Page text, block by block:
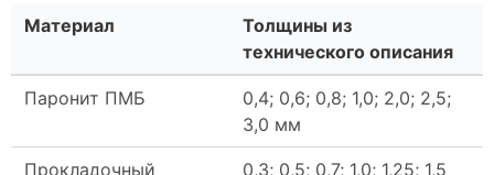
Материал
Толщины из
технического описания
Паронит ПМБ
0,4; 0,6; 0,8; 1,0; 2,0; 2,5;
3,0 мм
Прокладочный
0,3; 0,5; 0,7; 1,0; 1,25; 1,5